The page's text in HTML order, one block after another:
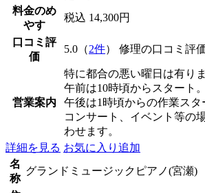
料金のめ
やす
税込 14,300円
口コミ評
価
5.0（2件） 修理の口コミ評
営業案内
特に都合の悪い曜日は有りま
午前は10時頃からスタート。
午後は1時頃からの作業スタ
コンサート、イベント等の
わせます。
詳細を見る お気に入り追加
名
称
グランドミュージックピアノ(宮瀬)